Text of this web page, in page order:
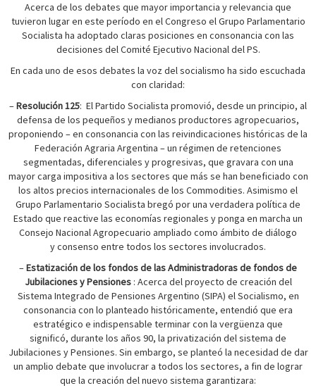
Acerca de los debates que mayor importancia y relevancia que
tuvieron lugar en este período en el Congreso el Grupo Parlamentario
Socialista ha adoptado claras posiciones en consonancia con las
decisiones del Comité Ejecutivo Nacional del PS.
En cada uno de esos debates la voz del socialismo ha sido escuchada
con claridad:
–Resolución 125: El Partido Socialista promovió, desde un principio, al
defensa de los pequeños y medianos productores agropecuarios,
proponiendo – en consonancia con las reivindicaciones históricas de la
Federación Agraria Argentina – un régimen de retenciones
segmentadas, diferenciales y progresivas, que gravara con una
mayor carga impositiva a los sectores que más se han beneficiado con
los altos precios internacionales de los Commodities. Asimismo el
Grupo Parlamentario Socialista bregó por una verdadera política de
Estado que reactive las economías regionales y ponga en marcha un
Consejo Nacional Agropecuario ampliado como ámbito de diálogo
y consenso entre todos los sectores involucrados.
–Estatización de los fondos de las Administradoras de fondos de
Jubilaciones yPensiones: Acerca del proyecto de creación del
Sistema Integrado de Pensiones Argentino (SIPA) el Socialismo, en
consonancia con lo planteado históricamente, entendió que era
estratégico e indispensable terminar con la vergüenza que
significó, durante los años 90, la privatización del sistema de
Jubilaciones y Pensiones. Sin embargo, se planteó la necesidad de dar
un amplio debate que involucrar a todos los sectores, a fin de lograr
que la creación del nuevo sistema garantizara: